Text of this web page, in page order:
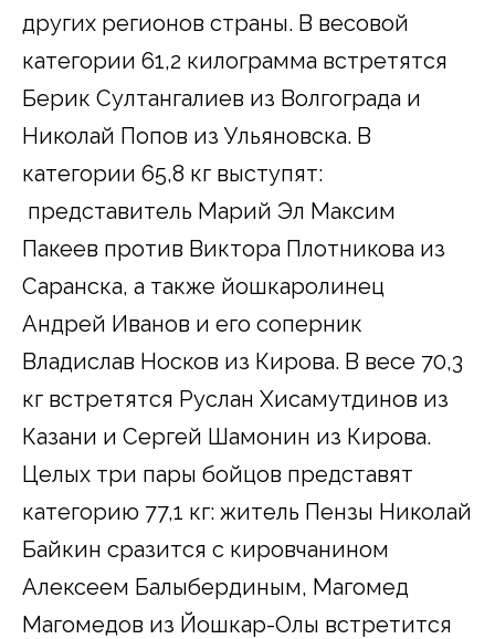
других регионов страны. В весовой
категории 61,2 килограмма встретятся
Берик Султангалиев из Волгограда и
Николай Попов из Ульяновска. В
категории 65,8 кг выступят:
представитель Марий Эл Максим
Пакеев против Виктора Плотникова из
Саранска, а также йошкаролинец
Андрей Иванов и его соперник
Владислав Носков из Кирова. В весе 70,3
кг встретятся Руслан Хисамутдинов из
Казани и Сергей Шамонин из Кирова.
Целых три пары бойцов представят
категорию 77,1 кг: житель Пензы Николай
Байкин сразится с кировчанином
Алексеем Балыбердиным, Магомед
Магомедов из Йошкар-Олы встретится